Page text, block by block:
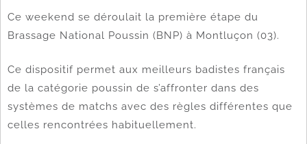
Ce weekend se déroulait la première étape du
Brassage National Poussin (BNP) à Montluçon (03).
Ce dispositif permet aux meilleurs badistes français
de la catégorie poussin de s’affronter dans des
systèmes de matchs avec des règles différentes que
celles rencontrées habituellement.